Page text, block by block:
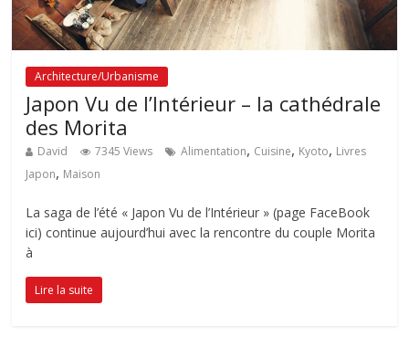
Architecture/Urbanisme
Japon Vu de l’Intérieur – la cathédrale
des Morita
David 7345 Views Alimentation, Cuisine, Kyoto, Livres
Japon, Maison
La saga de l’été « Japon Vu de l’Intérieur » (page FaceBook
ici) continue aujourd’hui avec la rencontre du couple Morita
à
Lire la suite